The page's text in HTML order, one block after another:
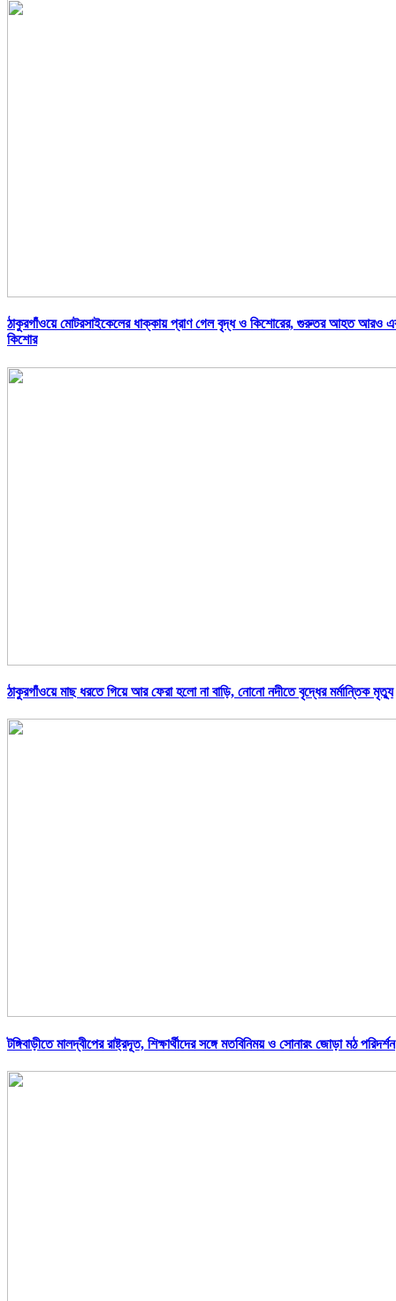
ঠাকুরগাঁওয়ে মোটরসাইকেলের ধাক্কায় প্রাণ গেল বৃদ্ধ ও কিশোরের, গুরুতর আহত আরও
কিশোর
ঠাকুরগাঁওয়ে মাছ ধরতে গিয়ে আর ফেরা হলো না বাড়ি, নোনো নদীতে বৃদ্ধের মর্মান্তিক মৃত্যু
টঙ্গিবাড়ীতে মালদ্বীপের রাষ্ট্রদূত, শিক্ষার্থীদের সঙ্গে মতবিনিময় ও সোনারং জোড়া মঠ পরিদর্শন